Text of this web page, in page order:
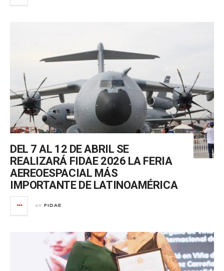
DEL 7 AL 12 DE ABRIL SE
REALIZARÁ FIDAE 2026 LA FERIA
AEREOESPACIAL MÁS
IMPORTANTE DE LATINOAMÉRICA
en FIDAE